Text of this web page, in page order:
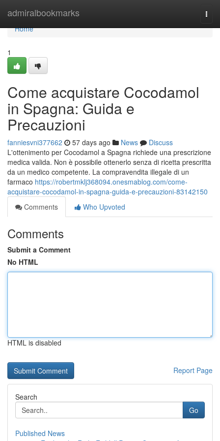
admiralbookmarks
Home
Home
1
Come acquistare Cocodamol
in Spagna: Guida e
Precauzioni
fanniesvni377662 57 days ago News
Discuss
L'ottenimento per Cocodamol a Spagna richiede una prescrizione
medica valida. Non è possibile ottenerlo senza di ricetta prescritta
da un medico competente. La compravendita illegale di un
farmaco https://robertmklj368094.onesmablog.com/come-
acquistare-cocodamol-in-spagna-guida-e-precauzioni-83142150
Comments
Who Upvoted
Comments
Submit a Comment
No HTML
HTML is disabled
Report Page
Search
Go
Published News